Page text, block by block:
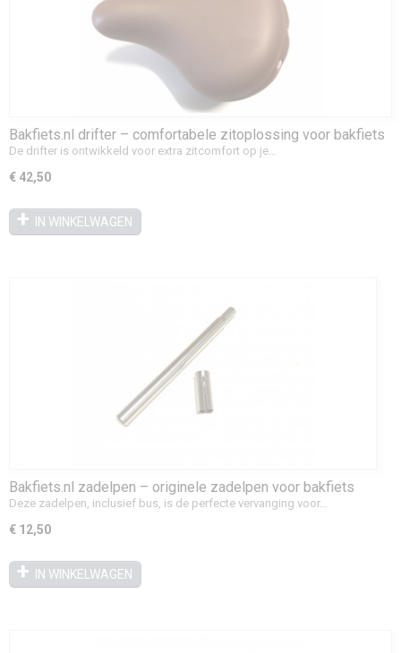
Bakfiets.nl drifter – comfortabele zitoplossing voor bakfiets
De drifter is ontwikkeld voor extra zitcomfort op je…
€ 42,50
IN WINKELWAGEN
Bakfiets.nl zadelpen – originele zadelpen voor bakfiets
Deze zadelpen, inclusief bus, is de perfecte vervanging voor…
€ 12,50
IN WINKELWAGEN